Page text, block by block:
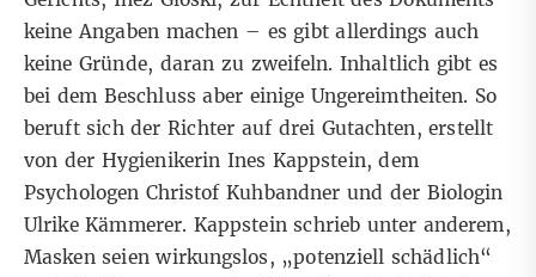
keine Angaben machen – es gibt allerdings auch
keine Gründe, daran zu zweifeln. Inhaltlich gibt es
bei dem Beschluss aber einige Ungereimtheiten. So
beruft sich der Richter auf drei Gutachten, erstellt
von der Hygienikerin Ines Kappstein, dem
Psychologen Christof Kuhbandner und der Biologin
Ulrike Kämmerer. Kappstein schrieb unter anderem,
Masken seien wirkungslos, „potenziell schädlich“